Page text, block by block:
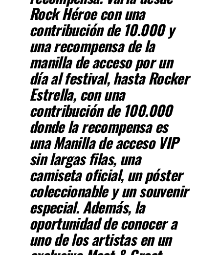
Rock Héroe con una
contribución de 10.000 y
una recompensa de la
manilla de acceso por un
día al festival, hasta Rocker
Estrella, con una
contribución de 100.000
donde la recompensa es
una Manilla de acceso VIP
sin largas filas, una
camiseta oficial, un póster
coleccionable y un souvenir
especial. Además, la
oportunidad de conocer a
uno de los artistas en un